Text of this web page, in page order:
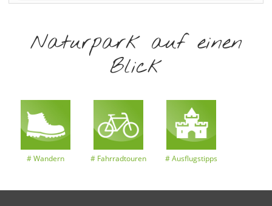
Naturpark auf einen
Blick
Wandern Fahrradtouren Ausflugstipps